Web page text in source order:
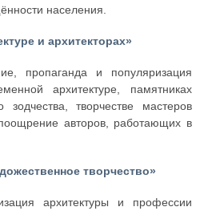
населения.
и архитекторах»
пропаганда и популяризация
архитектуре, памятниках
зодчества, творчестве мастеров
авторов, работающих в
творчество»
архитектуры и профессии